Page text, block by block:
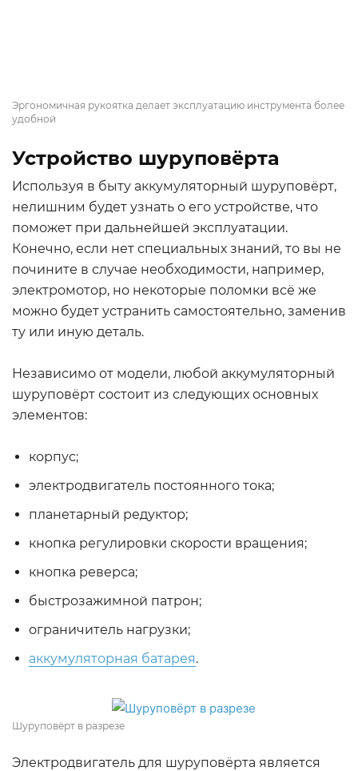
Эргономичная рукоятка делает эксплуатацию инструмента более
удобной
Устройство шуруповёрта
Используя в быту аккумуляторный шуруповёрт,
нелишним будет узнать о его устройстве, что
поможет при дальнейшей эксплуатации.
Конечно, если нет специальных знаний, то вы не
почините в случае необходимости, например,
электромотор, но некоторые поломки всё же
можно будет устранить самостоятельно, заменив
ту или иную деталь.
Независимо от модели, любой аккумуляторный
шуруповёрт состоит из следующих основных
элементов:
корпус;
электродвигатель постоянного тока;
планетарный редуктор;
кнопка регулировки скорости вращения;
кнопка реверса;
быстрозажимной патрон;
ограничитель нагрузки;
аккумуляторная батарея.
Шуруповёрт в разрезе
Электродвигатель для шуруповёрта является